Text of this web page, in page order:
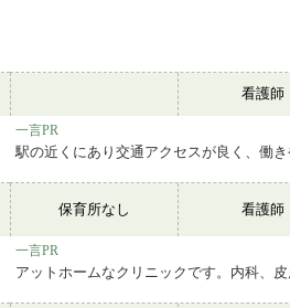
看護師
一言PR
駅の近くにあり交通アクセスが良く、働き
保育所なし 看護師
一言PR
アットホームなクリニックです。内科、